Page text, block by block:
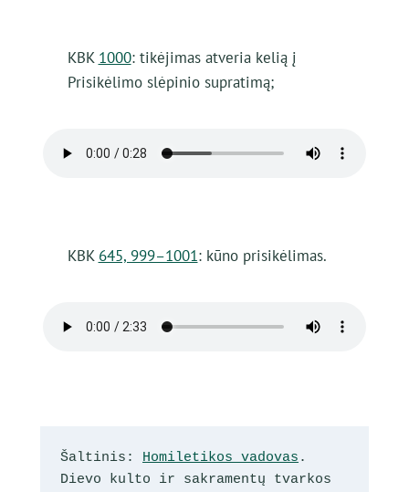
KBK 1000: tikėjimas atveria kelią į
Prisikėlimo slėpinio supratimą;
KBK 645, 999–1001: kūno prisikėlimas.
Šaltinis: Homiletikos vadovas .
Dievo kulto ir sakramentų tvarkos